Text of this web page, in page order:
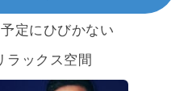
定にひびかない
ラックス空間